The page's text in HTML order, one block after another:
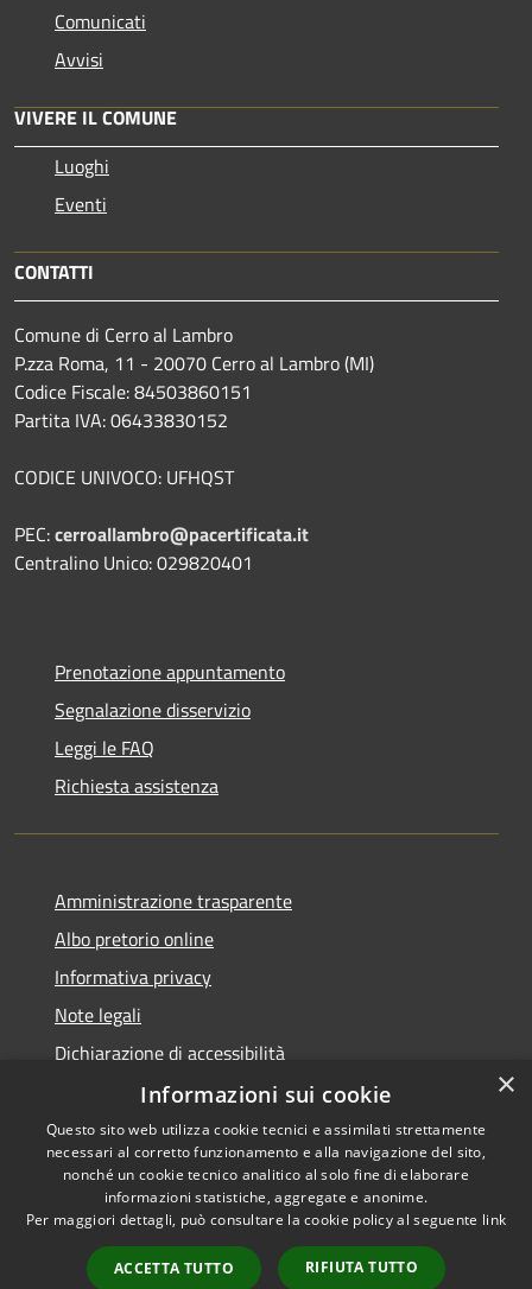
Comunicati
Avvisi
VIVERE IL COMUNE
Luoghi
Eventi
CONTATTI
Comune di Cerro al Lambro
P.zza Roma, 11 - 20070 Cerro al Lambro (MI)
Codice Fiscale: 84503860151
Partita IVA: 06433830152
CODICE UNIVOCO: UFHQST
PEC:cerroallambro@pacertificata.it
Centralino Unico: 029820401
Prenotazione appuntamento
Segnalazione disservizio
Leggi le FAQ
Richiesta assistenza
Amministrazione trasparente
Albo pretorio online
Informativa privacy
Note legali
Dichiarazione di accessibilità
Accessibilità
Privacy
Copyright © 2026 • Comune di
Cerro al Lambro • Powered by
Municipium•Accesso
redazione
×
Informazioni sui cookie
Questo sito web utilizza cookie tecnici e assimilati strettamente
necessari al corretto funzionamento e alla navigazione del sito,
nonché un cookie tecnico analitico al solo fine di elaborare
informazioni statistiche, aggregate e anonime.
Per maggiori dettagli, può consultare la cookie policy al seguente link
ACCETTA TUTTO RIFIUTA TUTTO